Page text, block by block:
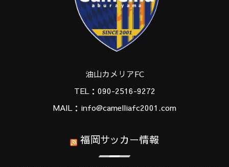
油山カメリアFC
TEL：090-2516-9272
MAIL：info@camelliafc2001.com
福岡サッカー情報